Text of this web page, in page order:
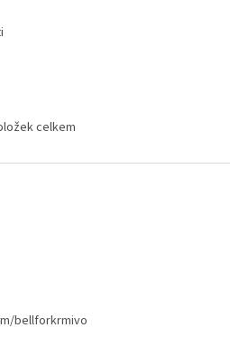
O
l
k
celkem
bellforkrmivo